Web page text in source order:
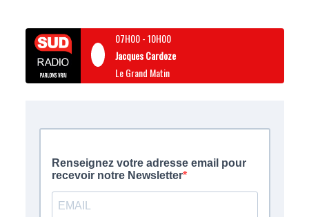
07H00-10H00
Jacques Cardoze
Le Grand Matin